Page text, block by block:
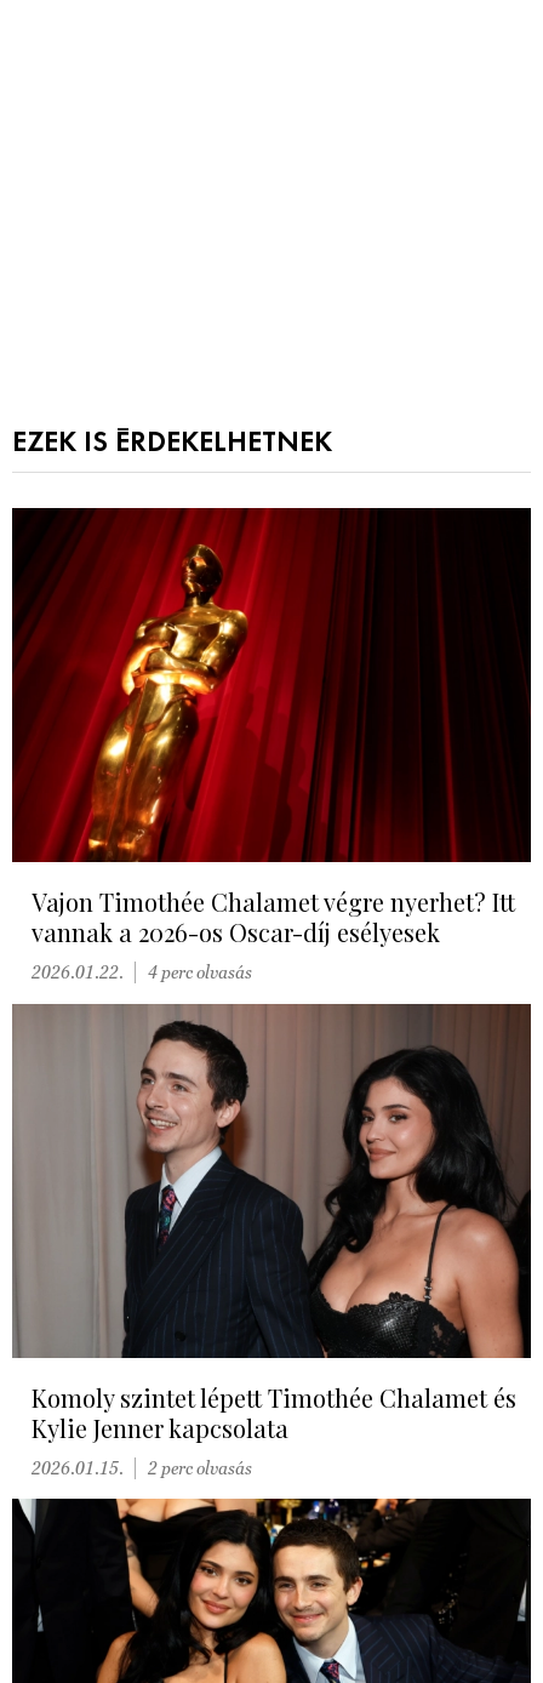
EZEK IS ÉRDEKELHETNEK
Vajon Timothée Chalamet végre nyerhet? Itt
vannak a 2026-os Oscar-díj esélyesek
2026.01.22. 4 perc olvasás
Komoly szintet lépett Timothée Chalamet és
Kylie Jenner kapcsolata
2026.01.15. 2 perc olvasás